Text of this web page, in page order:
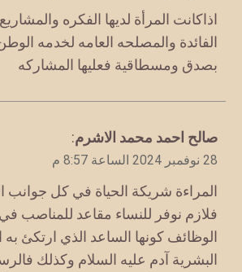
اذاكانت المرأة لديها الفكره
الفائدة والمصلحه العامه لخدمه
بصدق ومسطاقية فعليها المشاركه
يقول
صالح احمد محمد الاشرم:
28 نوفمبر 2024 الساعة 8:57 م
المراءة شريكة الحياة في كل جوانب
فلازم نوفر للنساء مقاعد للمناصب
الوظائف كونها الساعد الذي ارتكئ به
البشرية آدم عليه السلام وكذلك